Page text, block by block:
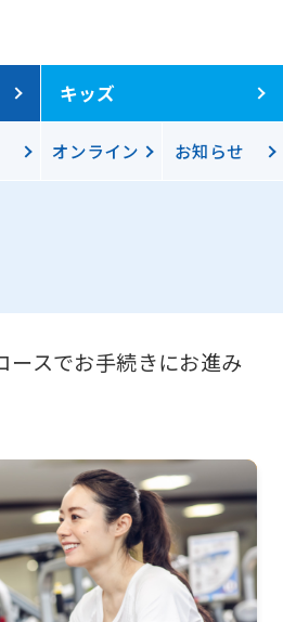
キッズ
オンライン お知らせ
ースでお手続きにお進み
foreigners
official
website
is
automatically
translated